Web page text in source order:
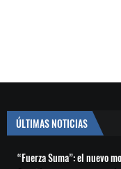
ÚLTIMAS NOTICIAS
“Fuerza Suma”: el nuevo